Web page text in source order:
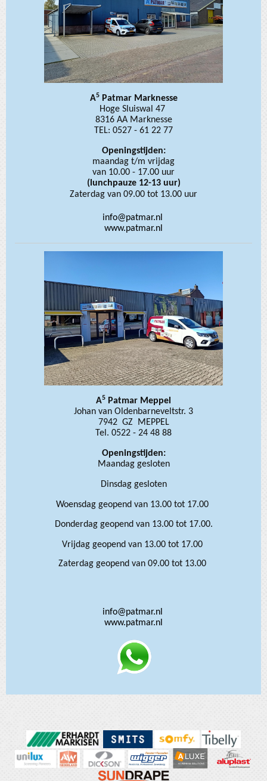
A5Patmar Marknesse
Hoge Sluiswal 47
8316 AA Marknesse
TEL: 0527 - 61 22 77
Openingstijden:
maandag t/m vrijdag
van 10.00 - 17.00 uur
(lunchpauze 12-13 uur)
Zaterdag van 09.00 tot 13.00 uur
info@patmar.nl
www.patmar.nl
A5 Patmar Meppel
Johan van Oldenbarneveltstr. 3
7942 GZ MEPPEL
Tel. 0522 - 24 48 88
Openingstijden:
Maandag gesloten
Dinsdag gesloten
Woensdag geopend van 13.00 tot 17.00
Donderdag geopend van 13.00 tot 17.00.
Vrijdag geopend van 13.00 tot 17.00
Zaterdag geopend van 09.00 tot 13.00
info@patmar.nl
www.patmar.nl